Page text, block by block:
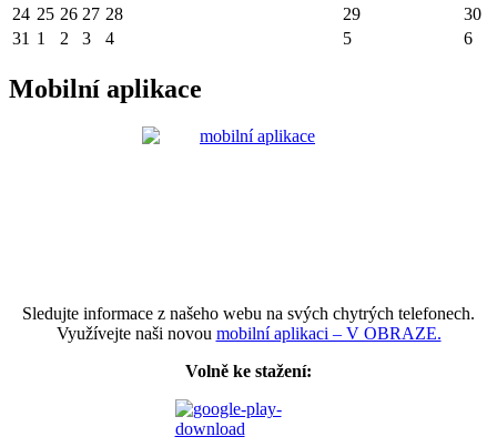
24 25 26 27 28 29
30
31 1 2 3 4 5 6
Mobilní aplikace
Sledujte informace z našeho webu na svých chytrých telefonech.
Využívejte naši novou mobilní aplikaci – V OBRAZE.
Volně ke stažení: